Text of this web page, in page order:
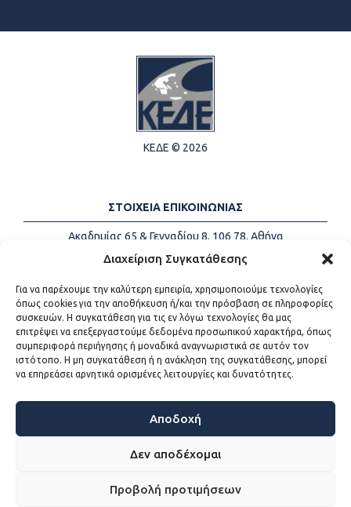
Διαχείριση Συγκατάθεσης
Για να παρέχουμε την καλύτερη εμπειρία, χρησιμοποιούμε τεχνολογίες
όπως cookies για την αποθήκευση ή/και την πρόσβαση σε πληροφορίες
συσκευών. Η συγκατάθεση για τις εν λόγω τεχνολογίες θα μας
επιτρέψει να επεξεργαστούμε δεδομένα προσωπικού χαρακτήρα, όπως
συμπεριφορά περιήγησης ή μοναδικά αναγνωριστικά σε αυτόν τον
ιστότοπο. Η μη συγκατάθεση ή η ανάκληση της συγκατάθεσης, μπορεί
να επηρεάσει αρνητικά ορισμένες λειτουργίες και δυνατότητες.
Αποδοχή
Δεν αποδέχομαι
Προβολή προτιμήσεων
ΚΕΔΕ © 2026
ΣΤΟΙΧΕΙΑ ΕΠΙΚΟΙΝΩΝΙΑΣ
Ακαδημίας 65 & Γενναδίου 8, 106 78, Αθήνα
Τηλέφωνα:
+30 213-2147500
Email:
info@kede.gr
ΧΡΗΣΙΜΟΙ ΣΥΝΔΕΣΜΟΙ
Η ΚΕΔΕ
Επικοινωνία
Sitemap
Προσβασιμότητα
Όροι χρήσης
WEB DEVELOPMENT BY ΕΓΚΡΙΤΟΣ GROUP - ΣΥΝΕΡΓΑΣΙΑ Α.Ε.